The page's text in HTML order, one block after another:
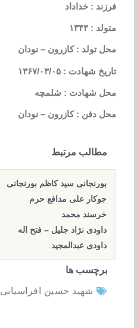
فرزند : خداداد
متولد : ۱۳۴۴
محل تولد : کازرون – نودان
تاریخ شهادت : ۱۳۶۷/۰۳/۰۵
محل شهادت : شلمچه
محل دفن : کازرون – نودان
مطالب مرتبط
بورنجانی سید کاظم بورنجانی
جوکار علی مدافع حرم
خرسند محمد
داودی نژاد جلیل – فتح اله
داودی عبدالمجید
برچسب ها
شهید حسین افراسیابی